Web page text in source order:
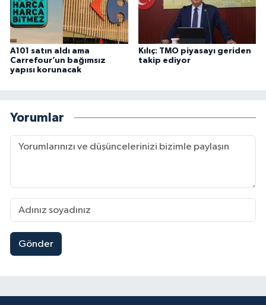
A101 satın aldı ama
Carrefour’un bağımsız
yapısı korunacak
Kılıç: TMO piyasayı geriden
takip ediyor
Yorumlar
Gönder